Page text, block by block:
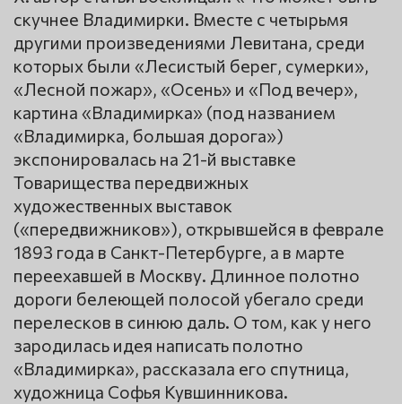
скучнее Владимирки. Вместе с четырьмя
другими произведениями Левитана, среди
которых были «Лесистый берег, сумерки»,
«Лесной пожар», «Осень» и «Под вечер»,
картина «Владимирка» (под названием
«Владимирка, большая дорога»)
экспонировалась на 21-й выставке
Товарищества передвижных
художественных выставок
(«передвижников»), открывшейся в феврале
1893 года в Санкт-Петербурге, а в марте
переехавшей в Москву. Длинное полотно
дороги белеющей полосой убегало среди
перелесков в синюю даль. О том, как у него
зародилась идея написать полотно
«Владимирка», рассказала его спутница,
художница Софья Кувшинникова.